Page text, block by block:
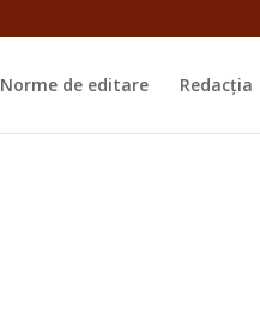
Norme de editare Redacția